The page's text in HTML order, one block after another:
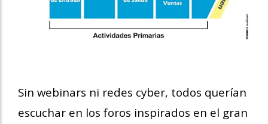
Sin webinars ni redes cyber, todos querían
escuchar en los foros inspirados en el gran